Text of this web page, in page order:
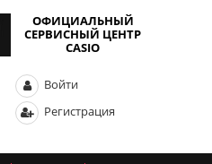
ОФИЦИАЛЬНЫЙ
СЕРВИСНЫЙ ЦЕНТР
CASIO
Войти
Регистрация